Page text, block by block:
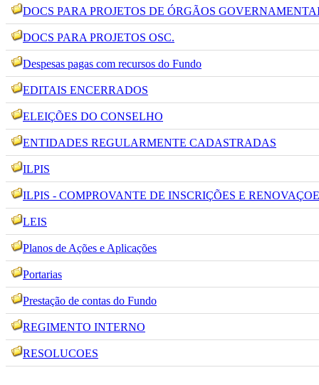
DOCS PARA PROJETOS DE ÓRGÃOS
DOCS PARA PROJETOS OSC.
Despesas pagas com recursos do Fundo
EDITAIS ENCERRADOS
ELEIÇÕES DO CONSELHO
ENTIDADES REGULARMENTE CADASTRADAS
ILPIS
ILPIS - COMPROVANTE DE INSCRIÇÕES E
LEIS
Planos de Ações e Aplicações
Portarias
Prestação de contas do Fundo
REGIMENTO INTERNO
RESOLUCOES